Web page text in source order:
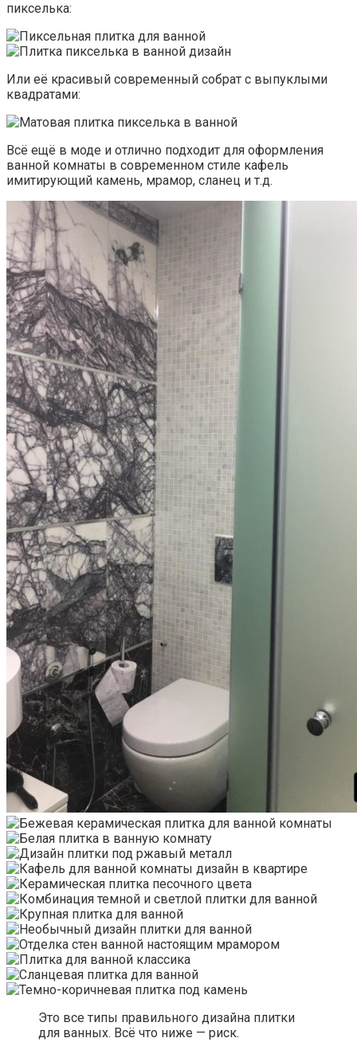
пикселька:
Или её красивый современный собрат с выпуклыми
квадратами:
Всё ещё в моде и отлично подходит для оформления
ванной комнаты в современном стиле кафель
имитирующий камень, мрамор, сланец и т.д.
Это все типы правильного дизайна плитки
для ванных. Всё что ниже — риск.